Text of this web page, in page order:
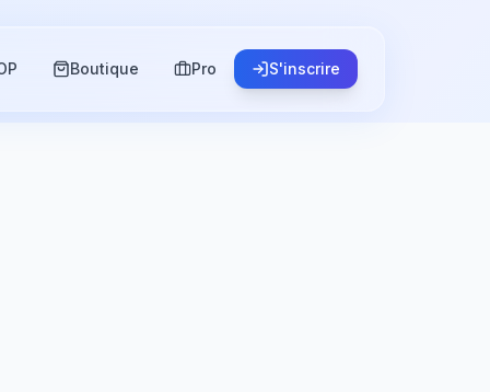
Boutique Pro S'inscrire